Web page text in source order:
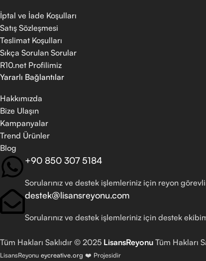
İptal ve İade Koşulları
Satış Sözleşmesi
Teslimat Koşulları
Sıkça Sorulan Sorular
R10.net Profilimiz
Yararlı Bağlantılar
Hakkımızda
Bize Ulaşın
Kampanyalar
Trend Ürünler
Blog
+90 850 307 5184
Sorularınız ve destek işlemleriniz için reyon
destek@lisansreyonu.com
Sorularınız ve destek işlemleriniz için destek
Tüm Hakları Saklıdır © 2025 LisansReyonu Tüm Hakları
LisansReyonu eycreative.org ❤️ Projesidir